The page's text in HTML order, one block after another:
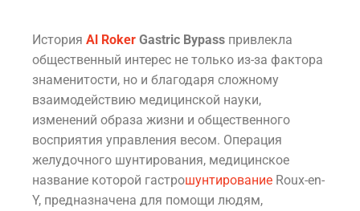
История Al Roker Gastric Bypass привлекла
общественный интерес не только из-за фактора
знаменитости, но и благодаря сложному
взаимодействию медицинской науки,
изменений образа жизни и общественного
восприятия управления весом. Операция
желудочного шунтирования, медицинское
название которой гастрошунтирование Roux-en-
Y, предназначена для помощи людям,